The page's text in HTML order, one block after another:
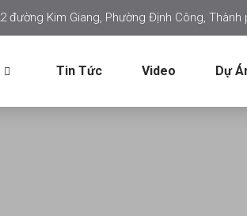
đường Kim Giang, Phường Định Công, Thành
Tin Tức Video Dự